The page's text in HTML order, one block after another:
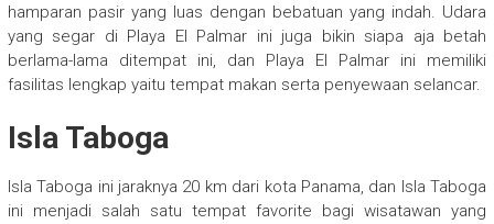
hamparan pasir yang luas dengan bebatuan yang indah. Udara
yang segar di Playa El Palmar ini juga bikin siapa aja betah
berlama-lama ditempat ini, dan Playa El Palmar ini memiliki
fasilitas lengkap yaitu tempat makan serta penyewaan selancar.
Isla Taboga
Isla Taboga ini jaraknya 20 km dari kota Panama, dan Isla Taboga
ini menjadi salah satu tempat favorite bagi wisatawan yang